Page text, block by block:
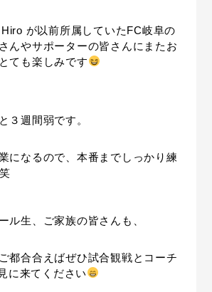
が以前所属していたFC岐阜の
んやサポーターの皆さんにまたお
ても楽しみです
３週間弱です。
になるので、本番までしっかり練
笑
ル生、ご家族の皆さんも、
都合合えばぜひ試合観戦とコーチ
に来てください